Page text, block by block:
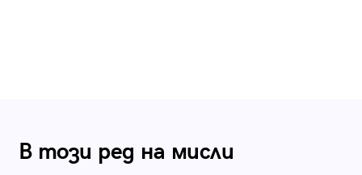
В този ред на мисли